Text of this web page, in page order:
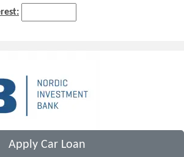
Apply Car Loan